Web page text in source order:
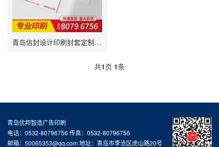
青岛信封设计印刷封套定制信纸本印刷便签纸印刷
共1页 1条
青岛优邦智造广告印刷
电话：0532-80796756 传真：0532-80796756
邮箱：50065353@qq.com 地址：青岛市李沧区虎山路20号